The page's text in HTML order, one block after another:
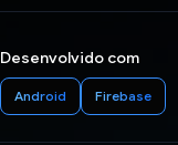
Desenvolvido com
Android Firebase